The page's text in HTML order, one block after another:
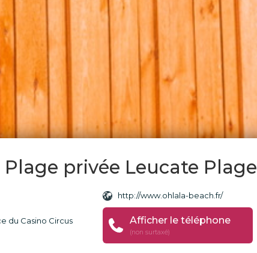
privée Leucate Plage
du Casino Circus
http://www.ohlala-beach.fr/
Afficher le téléphone
(non surtaxé)